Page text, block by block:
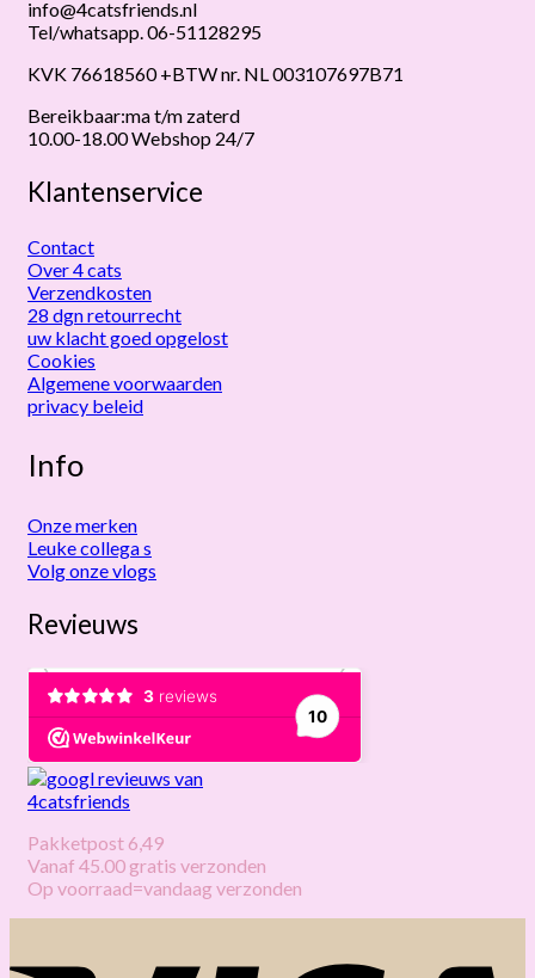
info@4catsfriends.nl
Tel/whatsapp. 06-51128295
KVK 76618560 +BTW nr. NL 003107697B71
Bereikbaar:ma t/m zaterd
10.00-18.00 Webshop 24/7
Klantenservice
Contact
Over 4 cats
Verzendkosten
28 dgn retourrecht
uw klacht goed opgelost
Cookies
Algemene voorwaarden
privacy beleid
Info
Onze merken
Leuke collega s
Volg onze vlogs
Revieuws
Pakketpost 6,49
Vanaf 45.00 gratis verzonden
Op voorraad=vandaag verzonden